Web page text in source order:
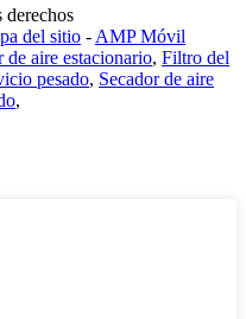
del sitio - AMP Móvil
de aire estacionario, Filtro del
pesado, Secador de aire
,